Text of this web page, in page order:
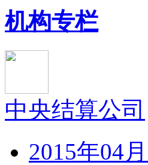
机构专栏
中央结算公司
2015年04